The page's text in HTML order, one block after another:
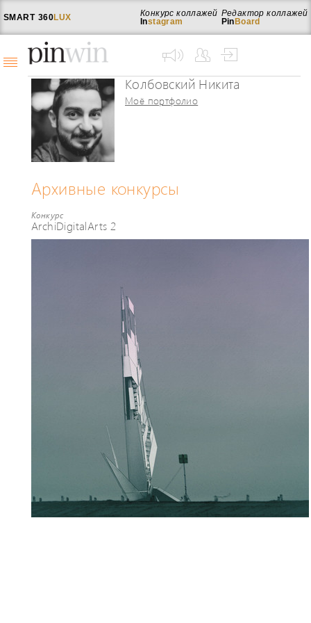
SMART 360LUX
Редактор коллажей
Pin Board
Конкурс коллажей
Instagram
Колбовский Никита
Моё портфолио
Архивные конкурсы
Конкурс
ArchiDigitalArts 2